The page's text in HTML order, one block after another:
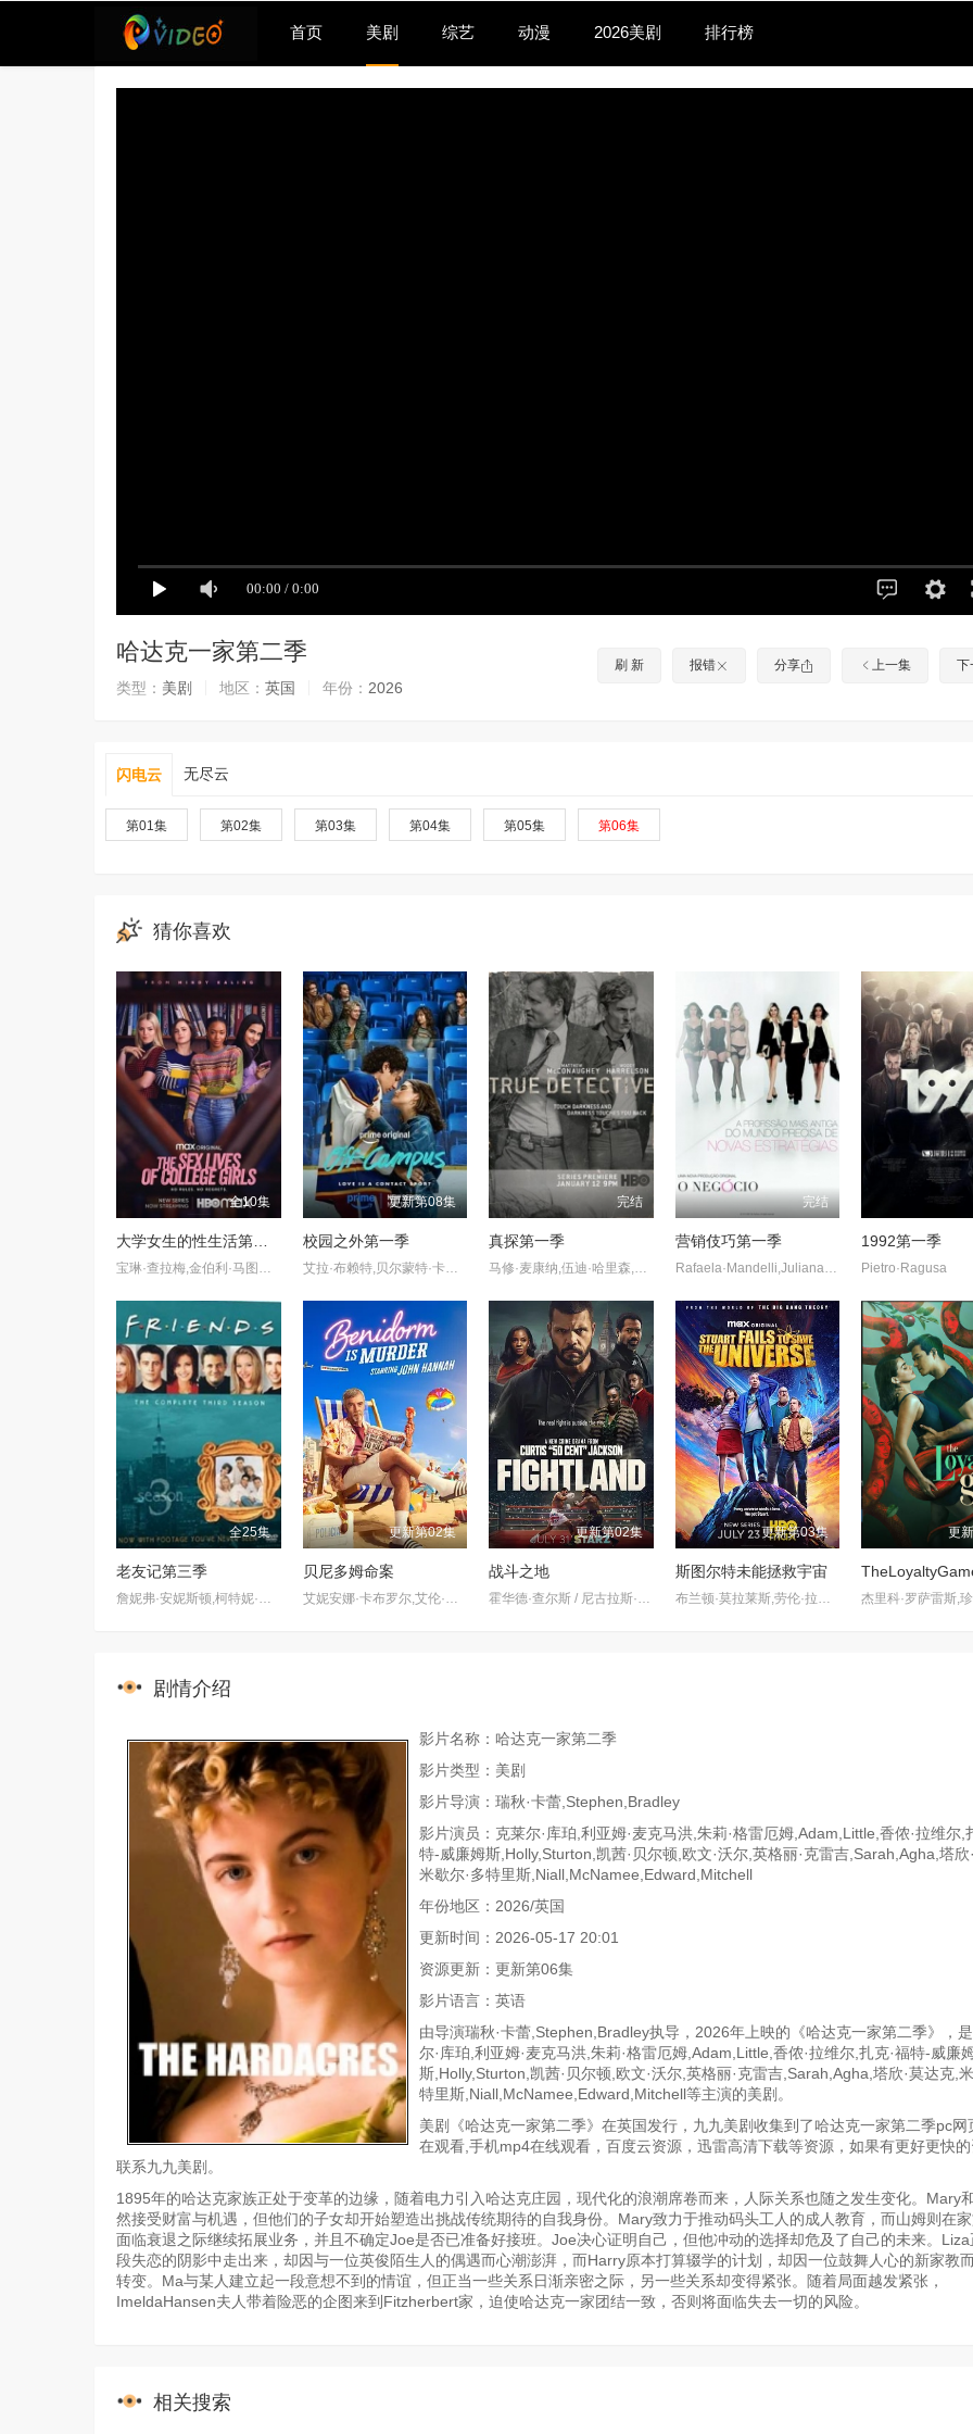
首页 美剧 综艺 动漫 2026美剧 排行榜
刷 新 报错 分享 上一集 下
哈达克一家第二季
类型： 美剧 地区： 英国 年份： 2026
闪电云 无尽云
第01集 第02集 第03集 第04集 第05集 第06集
猜你喜欢
全10集
大学女生的性生活第一季
宝琳·查拉梅,金伯利·马图拉,米多莉·弗朗西斯,劳伦·斯宾瑟,史蒂芬·瓜里诺,卡维·拉德尼尔,马特·马洛伊,嘉文·莱特伍德,肯尼迪·利·斯洛克姆,马修·戈尔德,莱西·哈特塞尔,罗布·许贝尔,莱克斯·金,佩吉·陆,雪莉·谢波德,妮可·沙利文,吉利安·阿美娜特
更新第08集
校园之外第一季
艾拉·布赖特,贝尔蒙特·卡梅利,史蒂夫·豪威,杰伦·托马斯·
完结
真探第一季
马修·麦康纳,伍迪·哈里森,布鲁斯·埃利奥特,米歇尔·莫纳汉,托利·基特尔斯,迈克尔·波茨,埃里克·普莱斯,麦迪逊·沃尔夫,J·D·埃弗摩尔,丹娜·格瑞尔,乔·克里斯特,亚历珊德拉·达达里奥
完结
营销伎巧第一季
Rafaela·Mandelli,Juliana·Schalch,Michelle·Batista,João·Gabriel·Vasconcellos,Gabriel·Godoy,Guilherme·Weber
1992第一季
Pietro·Ragusa
全25集
老友记第三季
更新第02集
贝尼多姆命案
更新第02集
战斗之地
更新第03集
斯图尔特未能拯救宇宙
更
剧情介绍
影片名称：哈达克一家第二季
影片类型：美剧
影片导演：瑞秋·卡蕾,Stephen,Bradley
影片演员：克莱尔·库珀,利亚姆·麦克马洪,朱莉·格雷厄姆,Adam,Little,香侬·拉维尔,
特-威廉姆斯,Holly,Sturton,凯茜·贝尔顿,欧文·沃尔,英格丽·克雷吉,Sarah,Agha,塔欣
米歇尔·多特里斯,Niall,McNamee,Edward,Mitchell
年份地区：2026/英国
更新时间：2026-05-17 20:01
资源更新：更新第06集
影片语言：英语
由导演瑞秋·卡蕾,Stephen,Bradley执导，2026年上映的《哈达克一家第二季》，
尔·库珀,利亚姆·麦克马洪,朱莉·格雷厄姆,Adam,Little,香侬·拉维尔,扎克·福特-威廉
斯,Holly,Sturton,凯茜·贝尔顿,欧文·沃尔,英格丽·克雷吉,Sarah,Agha,塔欣·莫达克,
特里斯,Niall,McNamee,Edward,Mitchell等主演的美剧。
美剧《哈达克一家第二季》在英国发行，九九美剧收集到了哈达克一家第二季pc网
在观看,手机mp4在线观看，百度云资源，迅雷高清下载等资源，如果有更好更快
联系九九美剧。
1895年的哈达克家族正处于变革的边缘，随着电力引入哈达克庄园，现代化的浪潮席卷而来，人际关系也随之发生变化。Mary
然接受财富与机遇，但他们的子女却开始塑造出挑战传统期待的自我身份。Mary致力于推动码头工人的成人教育，而山姆则在
面临衰退之际继续拓展业务，并且不确定Joe是否已准备好接班。Joe决心证明自己，但他冲动的选择却危及了自己的未来。
段失恋的阴影中走出来，却因与一位英俊陌生人的偶遇而心潮澎湃，而Harry原本打算辍学的计划，却因一位鼓舞人心的新家教
转变。Ma与某人建立起一段意想不到的情谊，但正当一些关系日渐亲密之际，另一些关系却变得紧张。随着局面越发紧张，
ImeldaHansen夫人带着险恶的企图来到Fitzherbert家，迫使哈达克一家团结一致，否则将面临失去一切的风险。
相关搜索